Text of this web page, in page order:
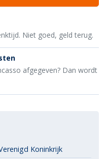
Niet goed, geld terug.
afgegeven? Dan wordt
Koninkrijk